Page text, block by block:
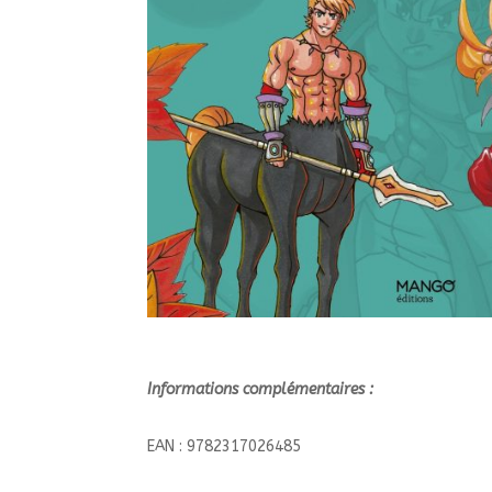
Informations complémentaires :
EAN : 9782317026485